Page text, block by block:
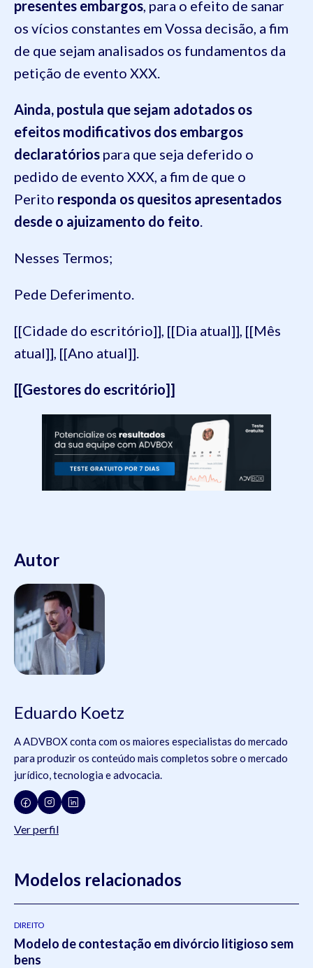
presentes embargos , para o efeito de sanar
os vícios constantes em Vossa decisão, a fim
de que sejam analisados os fundamentos da
petição de evento XXX.
Ainda, postula que sejam adotados os
efeitos modificativos dos embargos
declaratórios para que seja deferido o
pedido de evento XXX, a fim de que o
Perito responda os quesitos apresentados
desde o ajuizamento do feito
Nesses Termos;
Pede Deferimento.
[[Cidade do escritório]], [[Dia atual]], [[Mês
atual]], [[Ano atual]].
[[Gestores do escritório]]
Autor
Eduardo Koetz
A ADVBOX conta com os maiores especialistas do mercado
para produzir os conteúdo mais completos sobre o mercado
jurídico, tecnologia e advocacia.
Ver perfil
Modelos relacionados
DIREITO
Modelo de contestação em divórcio litigioso sem
bens